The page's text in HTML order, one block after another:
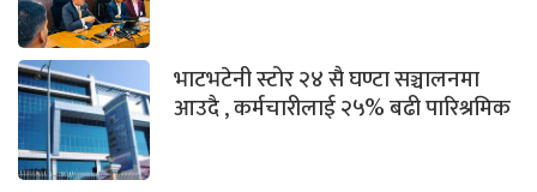
भाटभटेनी स्टोर २४ सै घण्टा सञ्चालनमा
आउदै , कर्मचारीलाई २५% बढी पारिश्रमिक